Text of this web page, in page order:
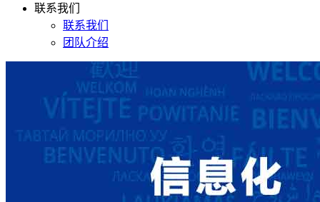
联系我们
联系我们
团队介绍